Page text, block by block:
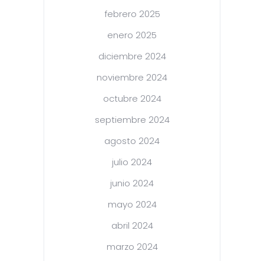
febrero 2025
enero 2025
diciembre 2024
noviembre 2024
octubre 2024
septiembre 2024
agosto 2024
julio 2024
junio 2024
mayo 2024
abril 2024
marzo 2024